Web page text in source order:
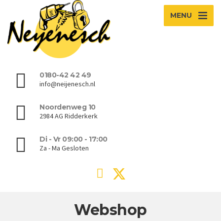
MENU
0180-42 42 49
info@neijenesch.nl
Noordenweg 10
2984 AG Ridderkerk
Di - Vr 09:00 - 17:00
Za - Ma Gesloten
Webshop